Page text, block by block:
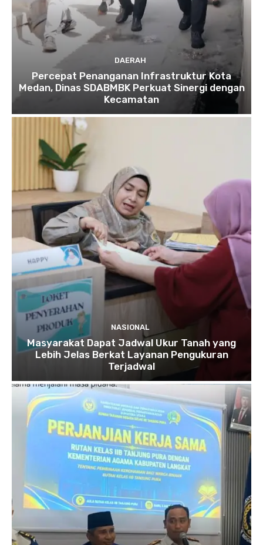
DAERAH
Percepat Penanganan Infrastruktur Kota
Medan, Dinas SDABMBK Perkuat Sinergi dengan
Kecamatan
NASIONAL
Masyarakat Dapat Jadwal Ukur Tanah yang
Lebih Jelas Berkat Layanan Pengukuran
Terjadwal